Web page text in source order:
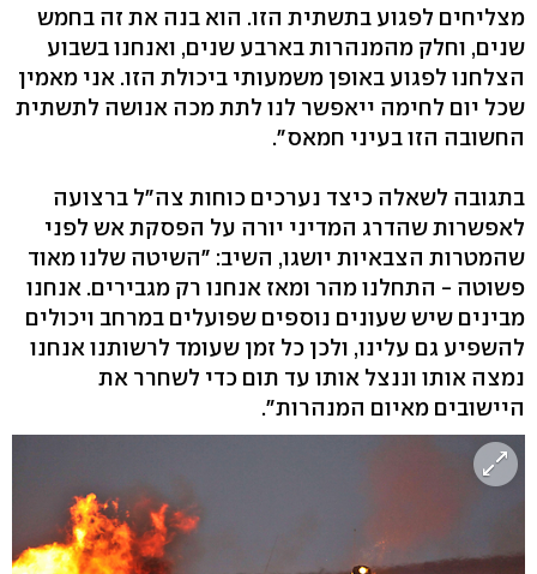
מצליחים לפגוע בתשתית הזו. הוא בנה את זה בחמש
שנים, וחלק מהמנהרות בארבע שנים, ואנחנו בשבוע
הצלחנו לפגוע באופן משמעותי ביכולת הזו. אני מאמין
שכל יום לחימה ייאפשר לנו לתת מכה אנושה לתשתית
החשובה הזו בעיני חמאס".
בתגובה לשאלה כיצד נערכים כוחות צה"ל ברצועה
לאפשרות שהדרג המדיני יורה על הפסקת אש לפני
שהמטרות הצבאיות יושגו, השיב: "השיטה שלנו מאוד
פשוטה - התחלנו מהר ומאז אנחנו רק מגבירים. אנחנו
מבינים שיש שעונים נוספים שפועלים במרחב ויכולים
להשפיע גם עלינו, ולכן כל זמן שעומד לרשותנו אנחנו
נמצה אותו וננצל אותו עד תום כדי לשחרר את
היישובים מאיום המנהרות".